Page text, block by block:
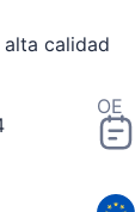
calidad
OE